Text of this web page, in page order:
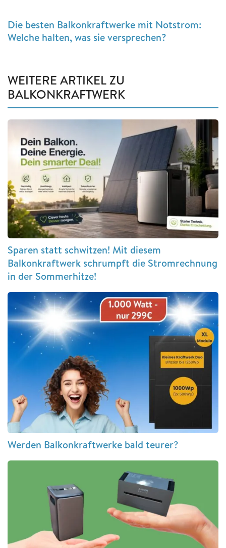
Die besten Balkonkraftwerke mit Notstrom:
Welche halten, was sie versprechen?
WEITERE ARTIKEL ZU
BALKONKRAFTWERK
Sparen statt schwitzen! Mit diesem
Balkonkraftwerk schrumpft die Stromrechnung
in der Sommerhitze!
Werden Balkonkraftwerke bald teurer?